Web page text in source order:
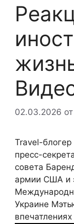
02.03.2026 от
Travel-
пресс-
совета
армии США и
Украине